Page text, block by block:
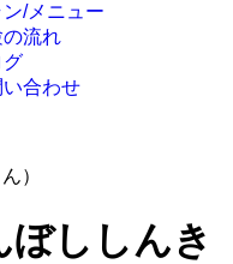
ン/メニュー
流れ
グ
い合わせ
）
ぼししんき